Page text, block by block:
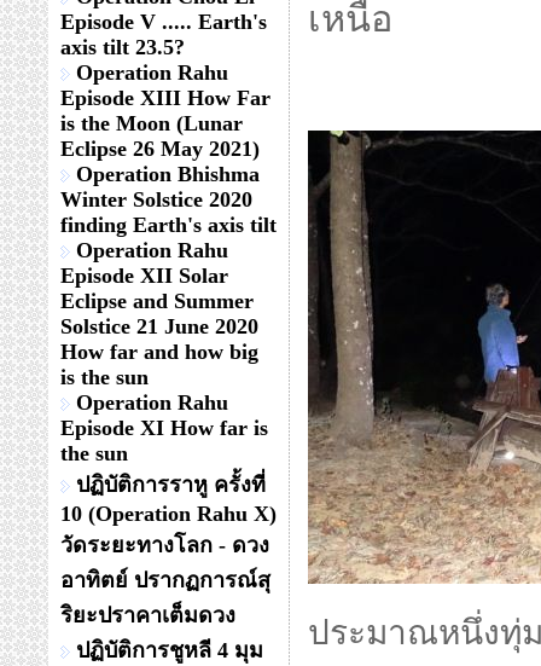
Episode V ..... Earth's
axis tilt 23.5?
Operation Rahu
Episode XIII How Far
is the Moon (Lunar
Eclipse 26 May 2021)
Operation Bhishma
Winter Solstice 2020
finding Earth's axis tilt
Operation Rahu
Episode XII Solar
Eclipse and Summer
Solstice 21 June 2020
How far and how big
is the sun
Operation Rahu
Episode XI How far is
the sun
ปฏิบัติการราหู ครั้งที่
10 (Operation Rahu X)
วัดระยะทางโลก - ดวง
อาทิตย์ ปรากฏการณ์สุ
ริยะปราคาเต็มดวง
ปฏิบัติการชูหลี 4 มุม
เหนือ
ประมาณหนึ่งทุ่